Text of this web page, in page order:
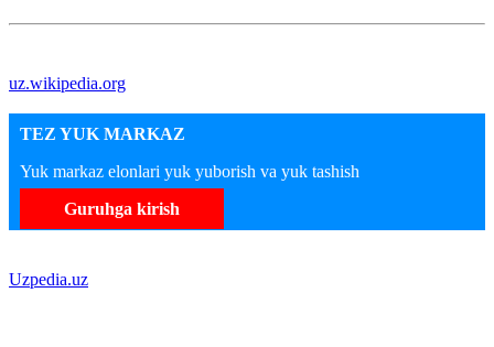
uz.wikipedia.org
TEZ YUK MARKAZ
Yuk markaz elonlari yuk yuborish va yuk tashish
Guruhga kirish
Uzpedia.uz